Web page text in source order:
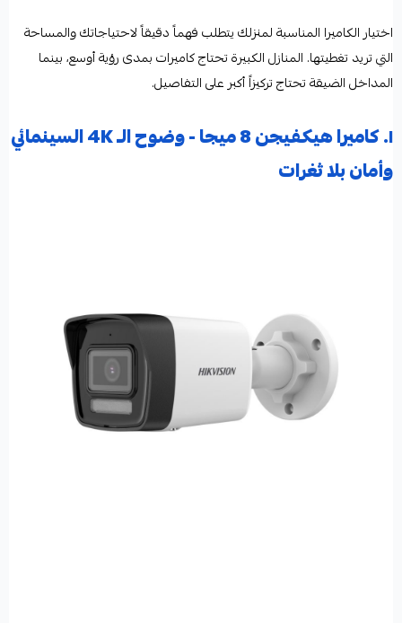
اختيار الكاميرا المناسبة لمنزلك يتطلب فهماً دقيقاً لاحتياجاتك والمساحة
التي تريد تغطيتها. المنازل الكبيرة تحتاج كاميرات بمدى رؤية أوسع، بينما
المداخل الضيقة تحتاج تركيزاً أكبر على التفاصيل.
١. كاميرا هيكفيجن 8 ميجا - وضوح الـ 4K السينمائي
وأمان بلا ثغرات